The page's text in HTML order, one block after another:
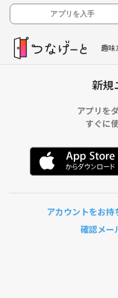
アプリを入手
趣味
新規
アプリを
すぐに
アカウントをお持
確認メー